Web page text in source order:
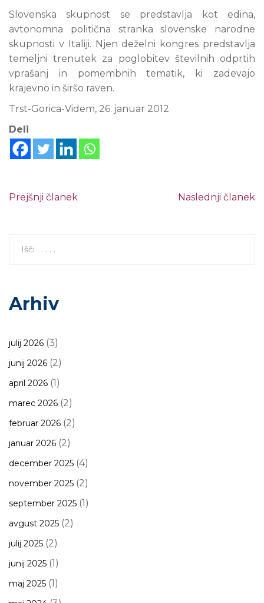
Slovenska skupnost se predstavlja kot edina,
avtonomna politična stranka slovenske narodne
skupnosti v Italiji. Njen deželni kongres predstavlja
temeljni trenutek za poglobitev številnih odprtih
vprašanj in pomembnih tematik, ki zadevajo
krajevno in širšo raven.
Trst-Gorica-Videm, 26. januar 2012
Deli
Prejšnji članek Naslednji članek
Arhiv
julij 2026 (3)
junij 2026 (2)
april 2026 (1)
marec 2026 (2)
februar 2026 (2)
januar 2026 (2)
december 2025 (4)
november 2025 (2)
september 2025 (1)
avgust 2025 (2)
julij 2025 (2)
junij 2025 (1)
maj 2025 (1)